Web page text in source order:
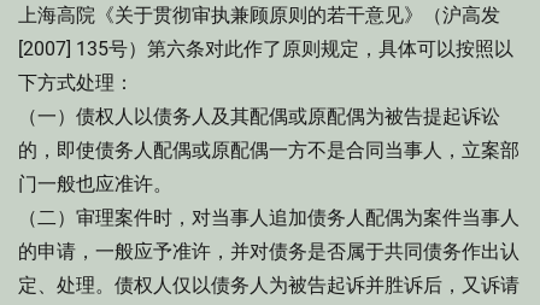
上海高院《关于贯彻审执兼顾原则的若干意见》（沪高发
[2007] 135号）第六条对此作了原则规定，具体可以按照以
下方式处理：
（一）债权人以债务人及其配偶或原配偶为被告提起诉讼
的，即使债务人配偶或原配偶一方不是合同当事人，立案部
门一般也应准许。
（二）审理案件时，对当事人追加债务人配偶为案件当事人
的申请，一般应予准许，并对债务是否属于共同债务作出认
定、处理。债权人仅以债务人为被告起诉并胜诉后，又诉请